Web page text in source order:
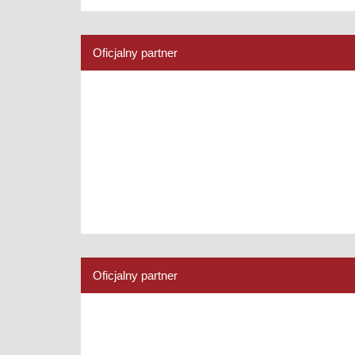
Oficjalny partner
Oficjalny partner